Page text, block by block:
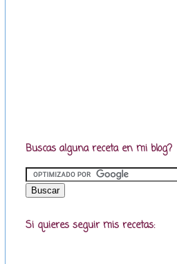
Buscas alguna receta en mi blog?
Si quieres seguir mis recetas: